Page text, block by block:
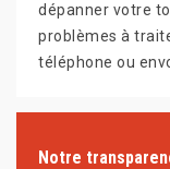
dépanner votre
problèmes à
téléphone ou
Notre